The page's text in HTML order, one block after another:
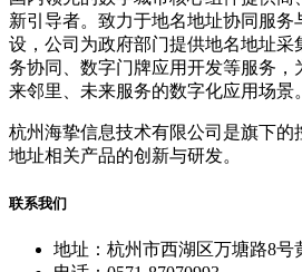
新引导者。致力于地名地址协同服务
设，公司为政府部门提供地名地址采
务协同、数字门牌应用开发等服务，
来邻里、未来服务的数字化应用场景。
杭州海挚信息技术有限公司是旗下的
地址相关产品的创新与研发。
联系我们
地址：杭州市西湖区万塘路8号